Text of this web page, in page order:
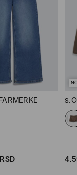
FARMERKE
RSD